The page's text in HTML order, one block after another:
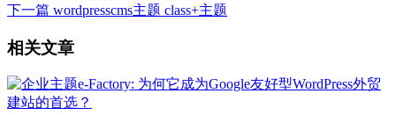
下一篇 wordpresscms主题 class+主题
相关文章